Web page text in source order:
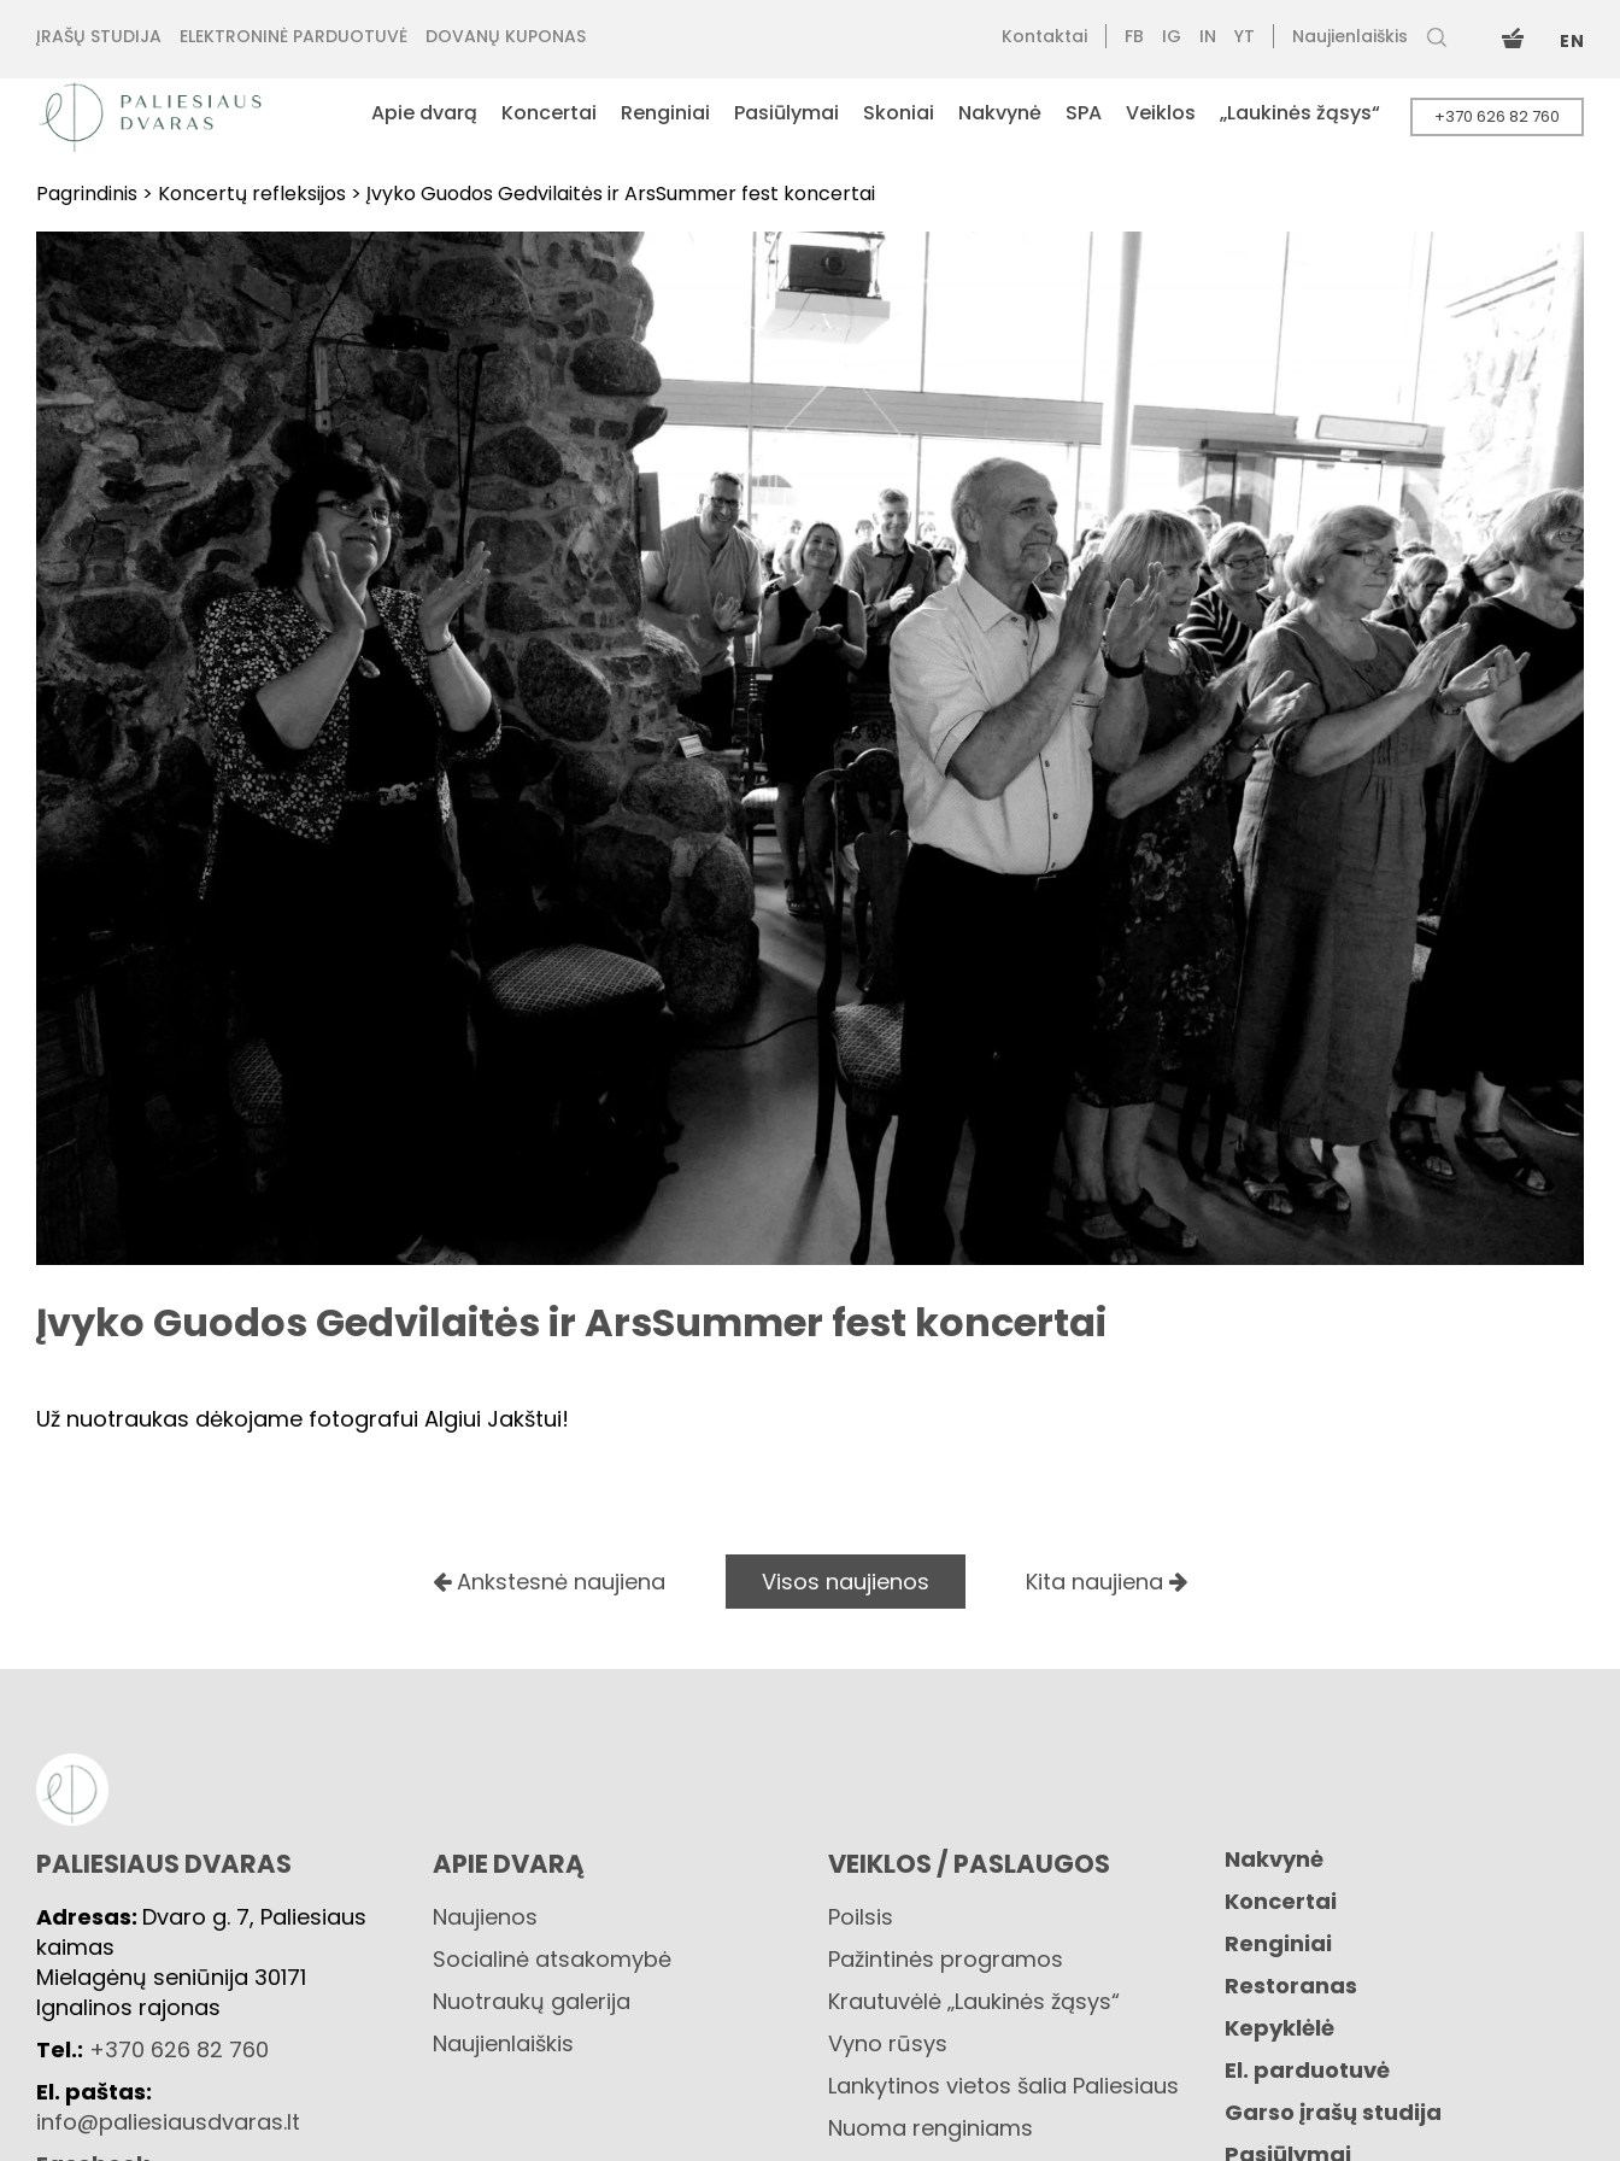
ĮRAŠŲ STUDIJA ELEKTRONINĖ PARDUOTUVĖ DOVANŲ KUPONAS Kontaktai FB IG IN YT Naujienlaiškis EN
Apie dvarą Koncertai Renginiai Pasiūlymai Skoniai Nakvynė SPA Veiklos „Laukinės žąsys“ +370 626 82 760
Pagrindinis > Koncertų refleksijos > Įvyko Guodos Gedvilaitės ir ArsSummer fest koncertai
Įvyko Guodos Gedvilaitės ir ArsSummer fest koncertai
Už nuotraukas dėkojame fotografui Algiui Jakštui!
Ankstesnė naujiena Visos naujienos Kita naujiena
PALIESIAUS DVARAS
Adresas: Dvaro g. 7, Paliesiaus
kaimas
Mielagėnų seniūnija 30171
Ignalinos rajonas
Tel.: +370 626 82 760
El. paštas:
info@paliesiausdvaras.lt
APIE DVARĄ
Naujienos
Socialinė atsakomybė
Nuotraukų galerija
Naujienlaiškis
VEIKLOS / PASLAUGOS
Poilsis
Pažintinės programos
Krautuvėlė „Laukinės žąsys“
Vyno rūsys
Lankytinos vietos šalia Paliesiaus
Nuoma renginiams
Nakvynė
Koncertai
Renginiai
Restoranas
Kepyklėlė
El. parduotuvė
Garso įrašų studija
Pasiūlymai